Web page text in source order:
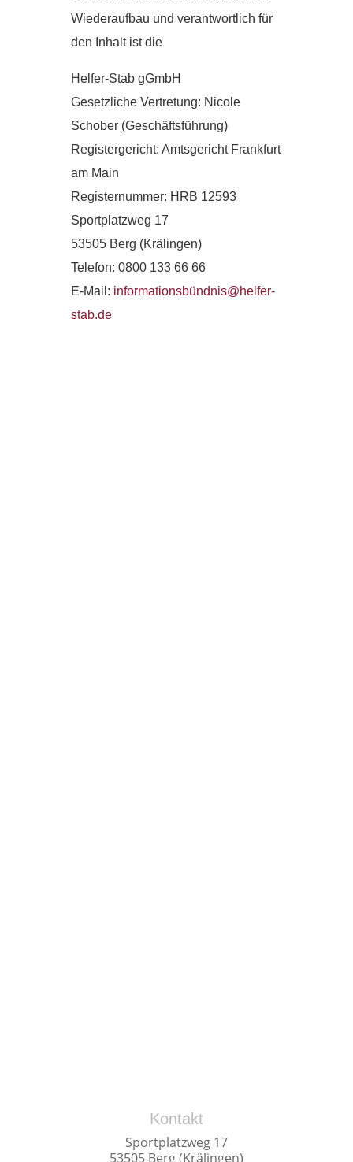
Wiederaufbau und verantwortlich für
den Inhalt ist die
Helfer-Stab gGmbH
Gesetzliche Vertretung: Nicole
Schober (Geschäftsführung)
Registergericht: Amtsgericht Frankfurt
am Main
Registernummer: HRB 12593
Sportplatzweg 17
53505 Berg (Krälingen)
Telefon: 0800 133 66 66
E-Mail: informationsbündnis@helfer-
stab.de
Kontakt
Sportplatzweg 17
53505 Berg (Krälingen)